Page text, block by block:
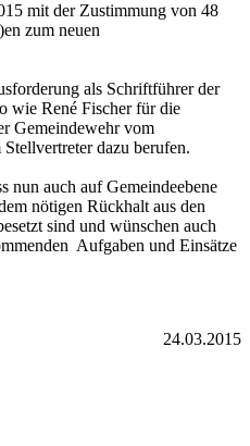
mit der Zustimmung von 48
zum neuen
als Schriftführer der
wie René Fischer für die
Gemeindewehr vom
dazu berufen.
nun auch auf Gemeindeebene
nötigen Rückhalt aus den
sind und wünschen auch
Aufgaben und Einsätze
24.03.2015